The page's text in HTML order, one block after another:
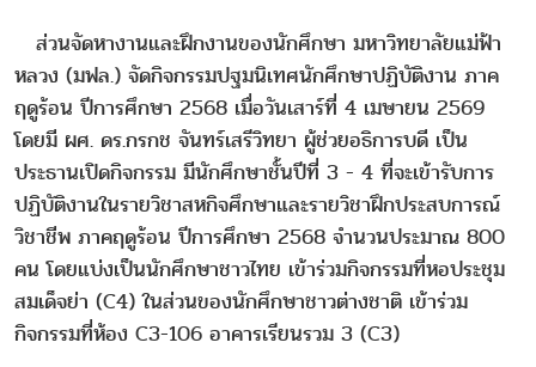
ส่วนจัดหางานและฝึกงานของนักศึกษา มหาวิทยาลัยแม่ฟ้า
หลวง (มฟล.) จัดกิจกรรมปฐมนิเทศนักศึกษาปฏิบัติงาน ภาค
ฤดูร้อน ปีการศึกษา 2568 เมื่อวันเสาร์ที่ 4 เมษายน 2569
โดยมี ผศ. ดร.กรกช จันทร์เสรีวิทยา ผู้ช่วยอธิการบดี เป็น
ประธานเปิดกิจกรรม มีนักศึกษาชั้นปีที่ 3 - 4 ที่จะเข้ารับการ
ปฏิบัติงานในรายวิชาสหกิจศึกษาและรายวิชาฝึกประสบการณ์
วิชาชีพ ภาคฤดูร้อน ปีการศึกษา 2568 จำนวนประมาณ 800
คน โดยแบ่งเป็นนักศึกษาชาวไทย เข้าร่วมกิจกรรมที่หอประชุม
สมเด็จย่า (C4) ในส่วนของนักศึกษาชาวต่างชาติ เข้าร่วม
กิจกรรมที่ห้อง C3-106 อาคารเรียนรวม 3 (C3)